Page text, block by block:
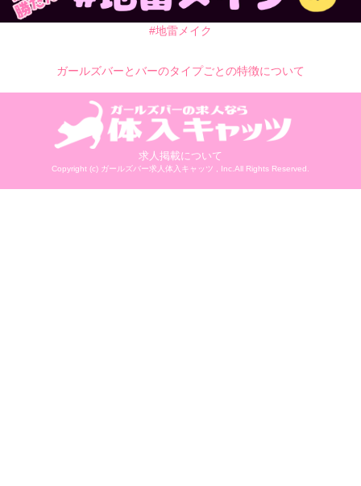
#地雷メイク
ガールズバーとバーのタイプごとの特徴について
求人掲載について
Copyright (c) ガールズバー求人体入キャッツ , Inc.All Rights Reserved.